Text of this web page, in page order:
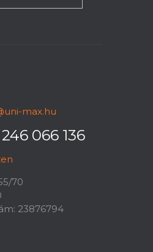
uni-max.hu
066 136
70
23876794